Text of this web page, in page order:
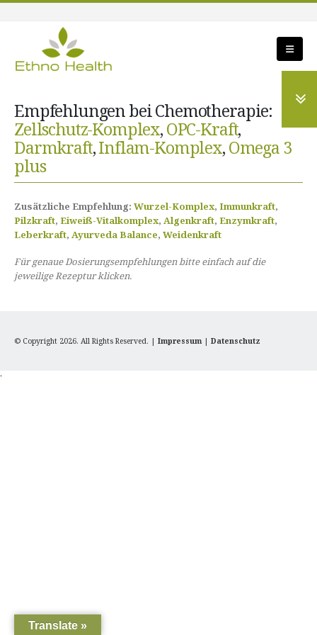
Empfehlungen bei Chemotherapie:
Zellschutz-Komplex,OPC-Kraft,
Darmkraft,Inflam-Komplex,Omega 3
plus
Zusätzliche Empfehlung: Wurzel-Komplex, Immunkraft,
Pilzkraft, Eiweiß-Vitalkomplex, Algenkraft, Enzymkraft,
Leberkraft, Ayurveda Balance, Weidenkraft
Für genaue Dosierungsempfehlungen bitte einfach auf die
jeweilige Rezeptur klicken.
© Copyright 2026. All Rights Reserved. | Impressum | Datenschutz
'
Translate »